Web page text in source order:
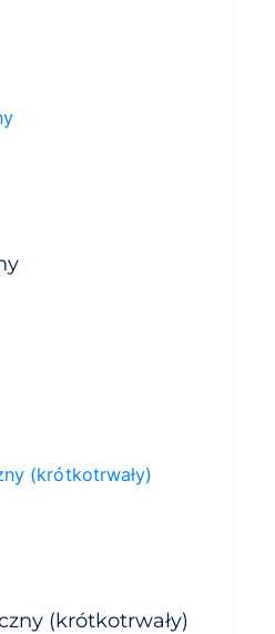
(krótkotrwały)